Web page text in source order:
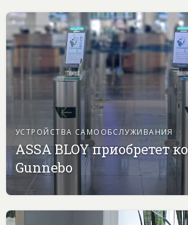
УСТРОЙСТВА САМООБСЛУЖИВАНИЯ
ASSA BLOY приобретет
Gunnebo